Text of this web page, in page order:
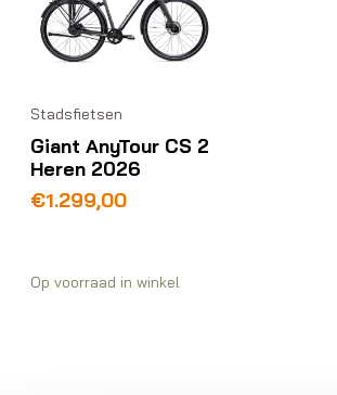
Stadsfietsen
Giant AnyTour CS 2
Heren 2026
€1.299,00
Op voorraad in winkel